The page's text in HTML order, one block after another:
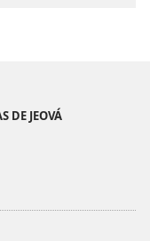
DE JEOVÁ